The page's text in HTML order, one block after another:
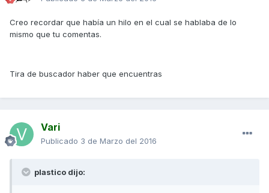
Creo recordar que había un hilo en el cual se hablaba de lo
mismo que tu comentas.
Tira de buscador haber que encuentras
Vari
Publicado 3 de Marzo del 2016
plastico dijo: